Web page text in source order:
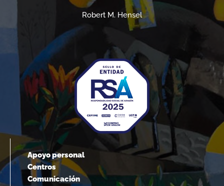
Robert M. Hensel
Apoyo personal
Centros
Comunicación